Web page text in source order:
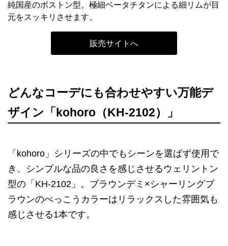
純国産のボストン型。極細ベータチタンによる細リムが目
元をスッキリさせます。
販売サイトへ
どんなコーデにも合わせやすい万能デ
ザイン「kohoro（KH-2102）」
「kohoro」シリーズの中でもシーンを選ばず使用で
き、シンプルな品の良さを感じさせるウェリントン
型の「KH-2102」。ブラウンデミ×シャーリングブ
ラウンのべっこうカラーはリラックスした雰囲気も
感じさせる1本です。